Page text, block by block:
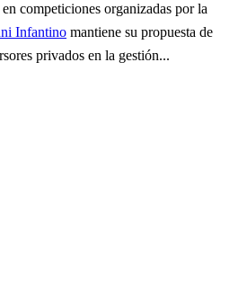
competiciones organizadas por la
Infantino mantiene su propuesta de
privados en la gestión...